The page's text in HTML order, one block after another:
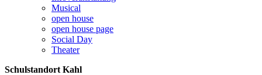
Musical
open house
open house page
Social Day
Theater
Schulstandort Kahl